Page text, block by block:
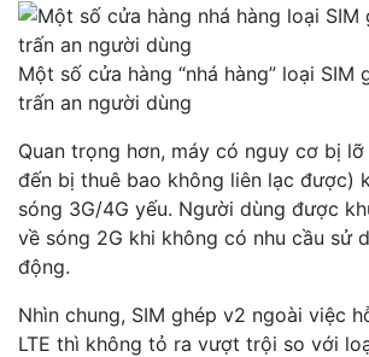
Một số cửa hàng “nhá hàng” loại SIM
trấn an người dùng
Quan trọng hơn, máy có nguy cơ bị
đến bị thuê bao không liên lạc được)
sóng 3G/4G yếu. Người dùng được
về sóng 2G khi không có nhu cầu sử
động.
Nhìn chung, SIM ghép v2 ngoài việc
LTE thì không tỏ ra vượt trội so với